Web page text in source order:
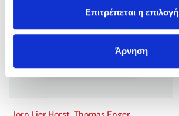
Επιτρέπεται η επιλογή
Άρνηση